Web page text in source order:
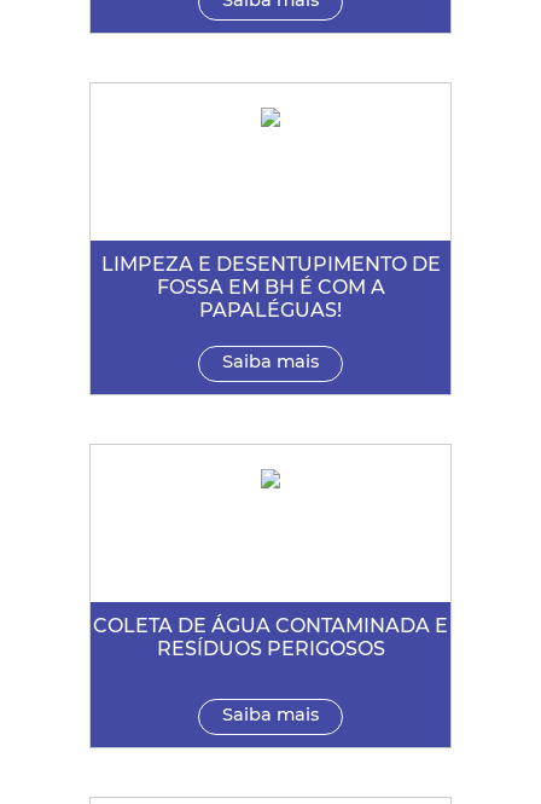
LIMPEZA E DESENTUPIMENTO DE
FOSSA EM BH É COM A
PAPALÉGUAS!
Saiba mais
COLETA DE ÁGUA CONTAMINADA E
RESÍDUOS PERIGOSOS
Saiba mais